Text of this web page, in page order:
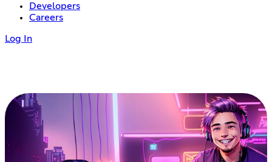
Developers
Careers
Log In